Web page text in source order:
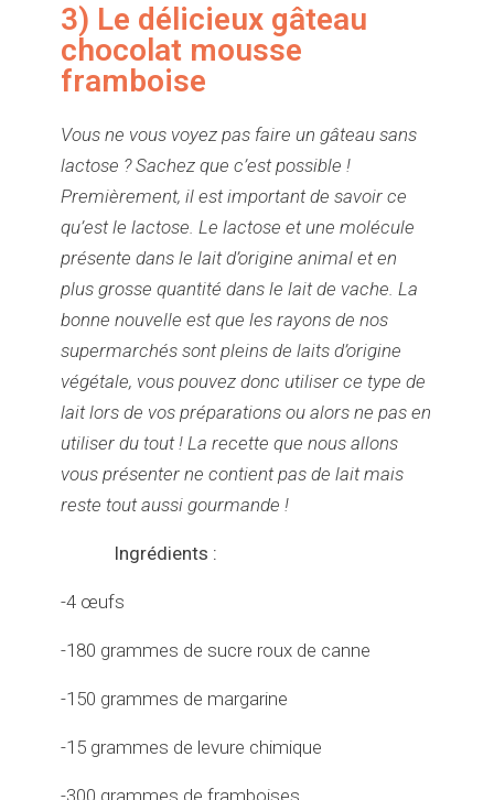
3) Le délicieux gâteau
chocolat mousse
framboise
Vous ne vous voyez pas faire un gâteau sans
lactose ? Sachez que c’est possible !
Premièrement, il est important de savoir ce
qu’est le lactose. Le lactose et une molécule
présente dans le lait d’origine animal et en
plus grosse quantité dans le lait de vache. La
bonne nouvelle est que les rayons de nos
supermarchés sont pleins de laits d’origine
végétale, vous pouvez donc utiliser ce type de
lait lors de vos préparations ou alors ne pas en
utiliser du tout ! La recette que nous allons
vous présenter ne contient pas de lait mais
reste tout aussi gourmande !
Ingrédients :
-4 œufs
-180 grammes de sucre roux de canne
-150 grammes de margarine
-15 grammes de levure chimique